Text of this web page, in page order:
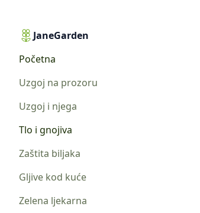
JaneGarden
Početna
Uzgoj na prozoru
Uzgoj i njega
Tlo i gnojiva
Zaštita biljaka
Gljive kod kuće
Zelena ljekarna